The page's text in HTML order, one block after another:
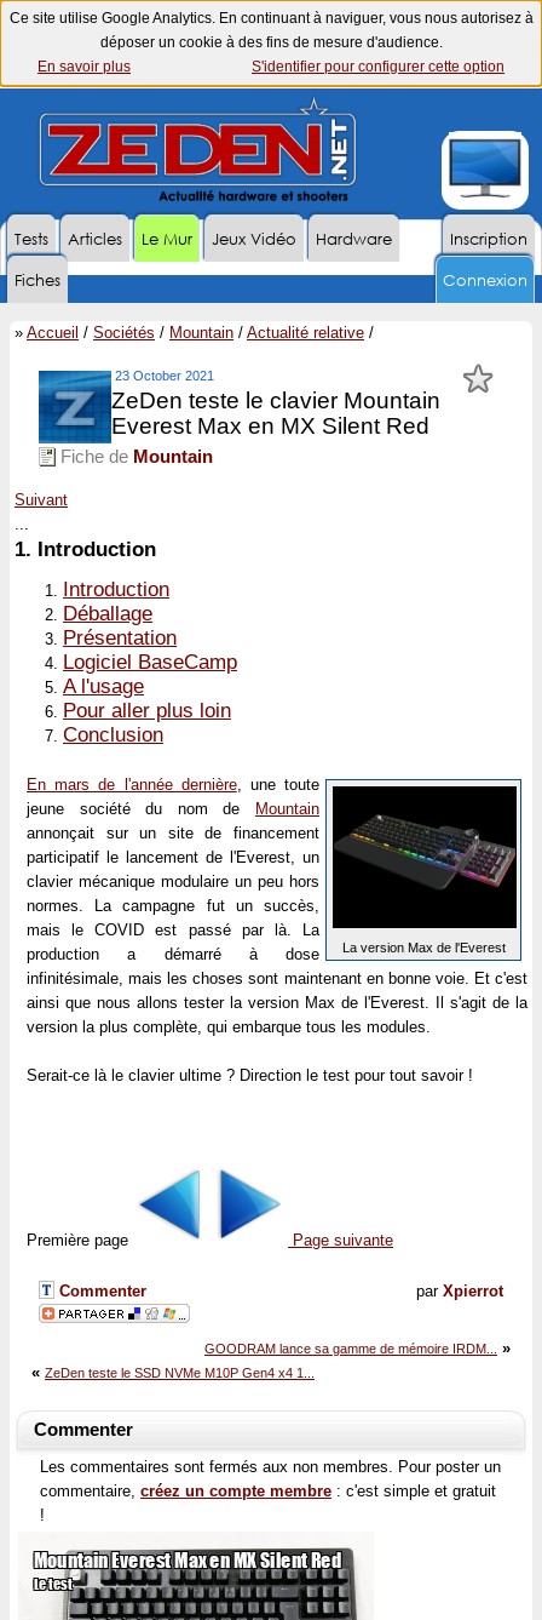
Ce site utilise Google Analytics. En continuant à naviguer, vous nous autorisez à
déposer un cookie à des fins de mesure d'audience.
En savoir plus
S'identifier pour configurer cette option
Inscription
Tests Articles Le Mur Jeux Vidéo
Hardware
Fiches
Connexion
» Accueil / Sociétés / Mountain / Actualité relative /
23 October 2021
ZeDen teste le clavier Mountain
Everest Max en MX Silent Red
Fiche de Mountain
Suivant
...
1. Introduction
Introduction
Déballage
Présentation
Logiciel BaseCamp
A l'usage
Pour aller plus loin
Conclusion
La version Max de l'Everest
En mars de l'année dernière, une toute
jeune société du nom de Mountain
annonçait sur un site de financement
participatif le lancement de l'Everest, un
clavier mécanique modulaire un peu hors
normes. La campagne fut un succès,
mais le COVID est passé par là. La
production a démarré à dose
infinitésimale, mais les choses sont maintenant en bonne voie. Et c'est
ainsi que nous allons tester la version Max de l'Everest. Il s'agit de la
version la plus complète, qui embarque tous les modules.
Serait-ce là le clavier ultime ? Direction le test pour tout savoir !
Première page Page suivante
par Xpierrot
Commenter
GOODRAM lance sa gamme de mémoire IRDM...
»
« ZeDen teste le SSD NVMe M10P Gen4 x4 1...
Commenter
Les commentaires sont fermés aux non membres. Pour poster un
commentaire, créez un compte membre : c'est simple et gratuit
!